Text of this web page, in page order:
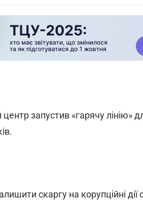
запустив «гарячу лінію»
скаргу на корупційні